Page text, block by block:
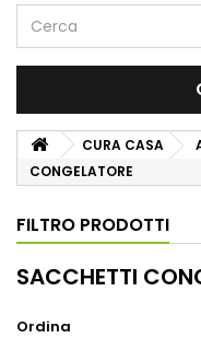
CURA CASA
CONGELATORE
FILTRO PRODOTTI
SACCHETTI
Ordina